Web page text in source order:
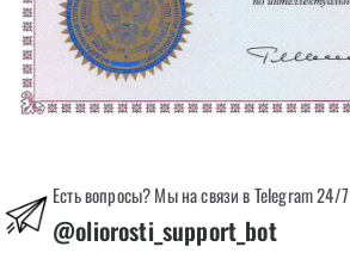
Есть вопросы? Мы на связи в Telegram 24/7
@oliorosti_support_bot